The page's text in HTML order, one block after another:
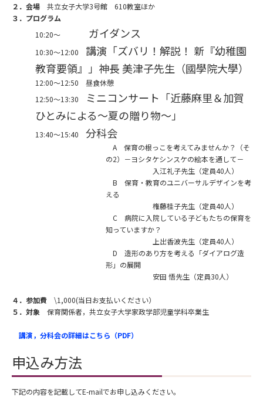
２．会場 共立女子大学3号館 610教室ほか
３．プログラム
10:20～ ガイダンス
10:30～12:00 講演「ズバリ！解説！ 新『幼稚園
教育要領』」神長 美津子先生（國學院大學）
12:00～12:50 昼食休憩
12:50～13:30
ミニコンサート「近藤麻里＆加賀
ひとみによる～夏の贈り物～」
13:40～15:40 分科会
A 保育の根っこを考えてみませんか？（そ
の2）－ヨシタケシンスケの絵本を通して－
入江礼子先生（定員40人）
B 保育・教育のユニバーサルデザインを考
える
権藤桂子先生（定員40人）
C 病院に入院している子どもたちの保育を
知っていますか？
上出香波先生（定員40人）
D 造形のあり方を考える「ダイアログ造
形」の展開
安田 悟先生（定員30人）
４．参加費 \1,000(当日お支払いください）
５．対象 保育関係者，共立女子大学家政学部児童学科卒業生
講演，分科会の詳細はこちら（PDF）
申込み方法
下記の内容を記載してE-mailでお申し込みください。